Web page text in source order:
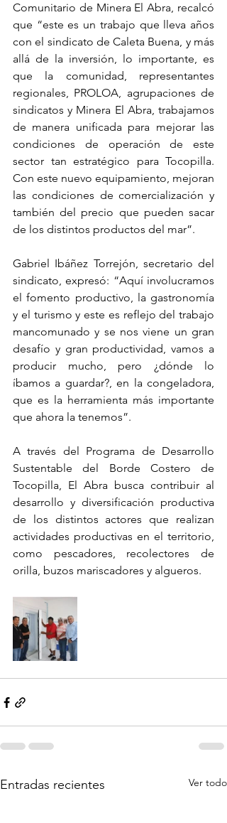
Comunitario de Minera El Abra, recalcó
que “este es un trabajo que lleva años
con el sindicato de Caleta Buena, y más
allá de la inversión, lo importante, es
que la comunidad, representantes
regionales, PROLOA, agrupaciones de
sindicatos y Minera El Abra, trabajamos
de manera unificada para mejorar las
condiciones de operación de este
sector tan estratégico para Tocopilla.
Con este nuevo equipamiento, mejoran
las condiciones de comercialización y
también del precio que pueden sacar
de los distintos productos del mar”.
Gabriel Ibáñez Torrejón, secretario del
sindicato, expresó: “Aquí involucramos
el fomento productivo, la gastronomía
y el turismo y este es reflejo del trabajo
mancomunado y se nos viene un gran
desafío y gran productividad, vamos a
producir mucho, pero ¿dónde lo
íbamos a guardar?, en la congeladora,
que es la herramienta más importante
que ahora la tenemos”.
A través del Programa de Desarrollo
Sustentable del Borde Costero de
Tocopilla, El Abra busca contribuir al
desarrollo y diversificación productiva
de los distintos actores que realizan
actividades productivas en el territorio,
como pescadores, recolectores de
orilla, buzos mariscadores y algueros.
Entradas recientes Ver todo